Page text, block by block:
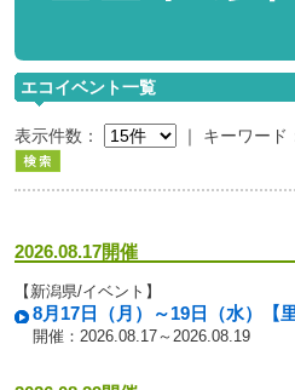
エコイベント一覧
表示件数： ｜ キーワード
2026.08.17開催
【新潟県/イベント】
8月17日（月）～19日（水）
開催：2026.08.17～2026.08.19